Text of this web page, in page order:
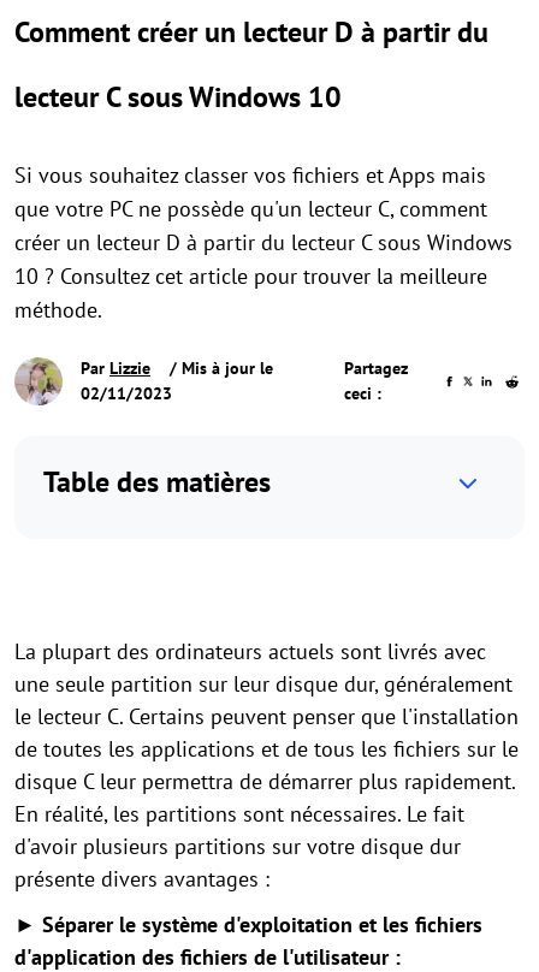
Comment créer un lecteur D à partir du
lecteur C sous Windows 10
Si vous souhaitez classer vos fichiers et Apps mais
que votre PC ne possède qu'un lecteur C, comment
créer un lecteur D à partir du lecteur C sous Windows
10 ? Consultez cet article pour trouver la meilleure
méthode.
Par Lizzie
/ Mis à jour le
02/11/2023
Partagez
ceci :
Table des matières
La plupart des ordinateurs actuels sont livrés avec
une seule partition sur leur disque dur, généralement
le lecteur C. Certains peuvent penser que l'installation
de toutes les applications et de tous les fichiers sur le
disque C leur permettra de démarrer plus rapidement.
En réalité, les partitions sont nécessaires. Le fait
d'avoir plusieurs partitions sur votre disque dur
présente divers avantages :
► Séparer le système d'exploitation et les fichiers
d'application des fichiers de l'utilisateur :